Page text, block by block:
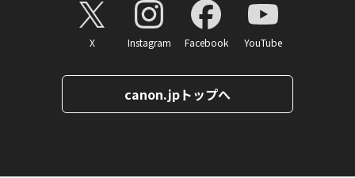
X Instagram Facebook YouTube
canon.jpトップへ